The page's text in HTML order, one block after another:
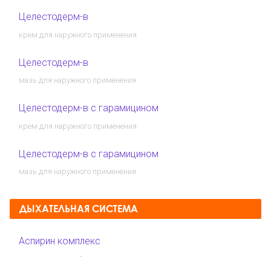
Целестодерм-в
крем для наружного применения
Целестодерм-в
мазь для наружного применения
Целестодерм-в с гарамицином
крем для наружного применения
Целестодерм-в с гарамицином
мазь для наружного применения
ДЫХАТЕЛЬНАЯ СИСТЕМА
Аспирин комплекс